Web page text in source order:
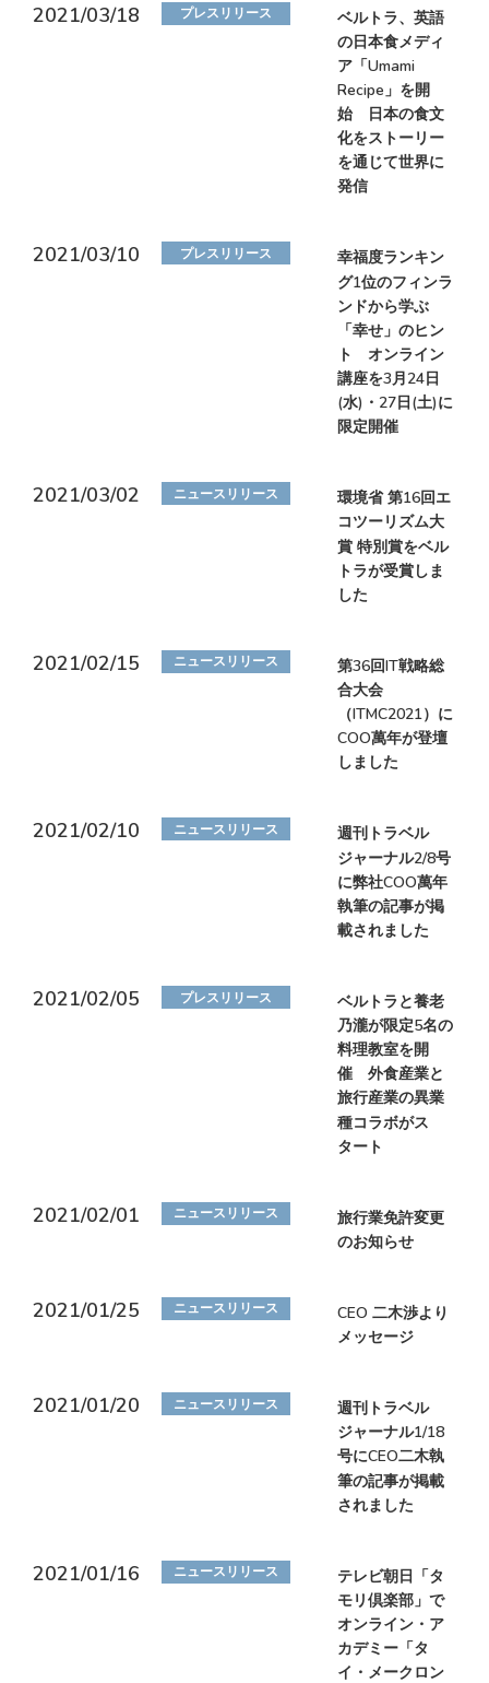
2021/03/18 プレスリリース
ベルトラ、英語
の日本食メディ
ア「Umami
Recipe」を開
始 日本の食文
化をストーリー
を通じて世界に
発信
2021/03/10 プレスリリース
幸福度ランキン
グ1位のフィンラ
ンドから学ぶ
「幸せ」のヒン
ト オンライン
講座を3月24日
(水)・27日(土)に
限定開催
2021/03/02 ニュースリリース
環境省 第16回エ
コツーリズム大
賞 特別賞をベル
トラが受賞しま
した
2021/02/15 ニュースリリース
第36回IT戦略総
合大会
（ITMC2021）に
COO萬年が登壇
しました
2021/02/10 ニュースリリース
週刊トラベル
ジャーナル2/8号
に弊社COO萬年
執筆の記事が掲
載されました
2021/02/05 プレスリリース
ベルトラと養老
乃瀧が限定5名の
料理教室を開
催 外食産業と
旅行産業の異業
種コラボがス
タート
2021/02/01 ニュースリリース
旅行業免許変更
のお知らせ
2021/01/25 ニュースリリース
CEO 二木渉より
メッセージ
2021/01/20 ニュースリリース
週刊トラベル
ジャーナル1/18
号にCEO二木執
筆の記事が掲載
されました
2021/01/16 ニュースリリース
テレビ朝日「タ
モリ倶楽部」で
オンライン・ア
カデミー「タ
イ・メークロン